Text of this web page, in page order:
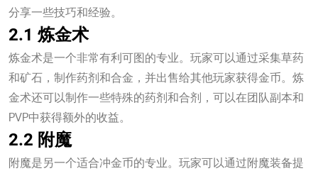
分享一些技巧和经验。
2.1 炼金术
炼金术是一个非常有利可图的专业。玩家可以通过采集草药
和矿石，制作药剂和合金，并出售给其他玩家获得金币。炼
金术还可以制作一些特殊的药剂和合剂，可以在团队副本和
PVP中获得额外的收益。
2.2 附魔
附魔是另一个适合冲金币的专业。玩家可以通过附魔装备提